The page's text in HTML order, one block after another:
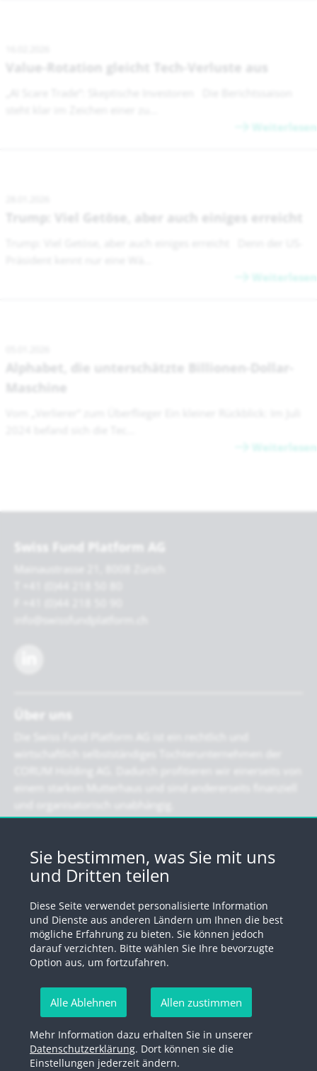
Value-Rotation gleicht Tech-Verluste aus
Weiterlesen
Trump: Viel Getöse, aber auch einiges erreicht
Weiterlesen
Alphabet, die unterschätzte Billionen-Dollar-
Maschine
Weiterlesen
Swiss Fund Platform AG
Über uns
Newsletter
Registrieren Sie sich für unseren Newsletter
Anmelden
© 2026 by Swiss Fund Platform
Newsletter abmelden
Impressum Rechtliche Hinweise Datenschutzerklärung
Sie bestimmen, was Sie mit uns
und Dritten teilen
Diese Seite verwendet personalisierte Information
und Dienste aus anderen Ländern um Ihnen die best
mögliche Erfahrung zu bieten. Sie können jedoch
darauf verzichten. Bitte wählen Sie Ihre bevorzugte
Option aus, um fortzufahren.
Alle Ablehnen Allen zustimmen
Mehr Information dazu erhalten Sie in unserer
Datenschutzerklärung. Dort können sie die
Einstellungen jederzeit ändern.